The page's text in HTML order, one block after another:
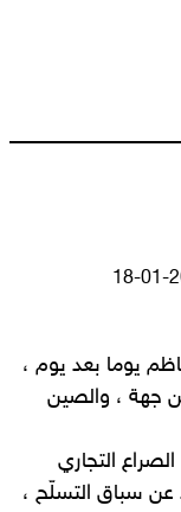
يوما بعد يوم ،
جهة ، والصين
التجاري
عن سباق التسلّح ،